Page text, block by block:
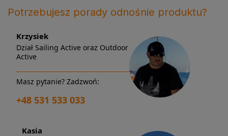
Potrzebujesz porady odnośnie produktu?
Krzysiek
Dział Sailing Active oraz Outdoor
Active
Masz pytanie? Zadzwoń:
+48 531 533 033
Kasia